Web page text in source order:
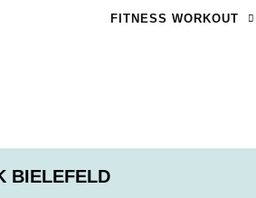
FITNESS WORKOUT
BIELEFELD